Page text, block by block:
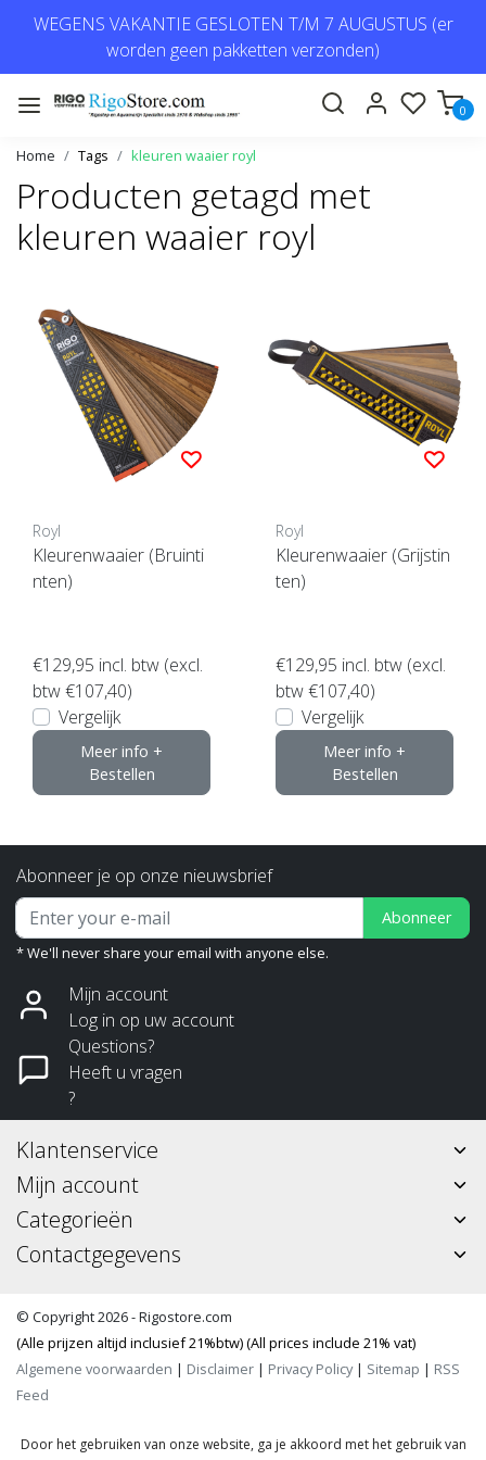
WEGENS VAKANTIE GESLOTEN T/M 7 AUGUSTUS (er
worden geen pakketten verzonden)
0
Home Tags kleuren waaier royl
Producten getagd met
kleuren waaier royl
Royl
Kleurenwaaier (Bruinti
nten)
€129,95 incl. btw (excl.
btw €107,40)
Vergelijk
Meer info +
Bestellen
Royl
Kleurenwaaier (Grijstin
ten)
€129,95 incl. btw (excl.
btw €107,40)
Vergelijk
Meer info +
Bestellen
Abonneer je op onze nieuwsbrief
Abonneer
* We'll never share your email with anyone else.
Mijn account
Log in op uw account
Questions?
Heeft u vragen
?
Klantenservice
Mijn account
Categorieën
Contactgegevens
© Copyright 2026 - Rigostore.com
(Alle prijzen altijd inclusief 21%btw) (All prices include 21% vat)
Algemene voorwaarden | Disclaimer | Privacy Policy| Sitemap | RSS
Feed
Door het gebruiken van onze website, ga je akkoord met het gebruik van